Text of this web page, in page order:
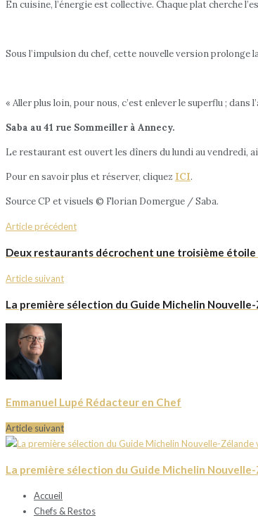
En cuisine, l’énergie est collective. Chaque plat cherche
Sous l’impulsion du chef, cette nouvelle version
« Aller plus loin, pour nous, c’est enlever le superflu ;
Saba au 41 rue Sommeiller à Annecy.
Le restaurant est ouvert les dîners du lundi au vendredi,
Pour en savoir plus et réserver, cliquez ICI.
Source CP et visuels © Florian Domergue / Saba.
Article précédent
Deux restaurants décrochent une troisième
Article suivant
La première sélection du Guide Michelin
Emmanuel Lupé Rédacteur en Chef
Article suivant
La première sélection du Guide Michelin
Accueil
Chefs & Restos